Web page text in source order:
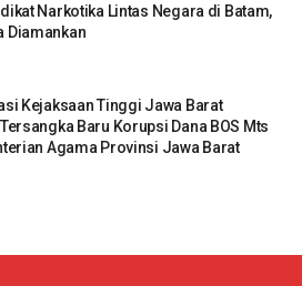
Narkotika Lintas Negara di Batam,
Diamankan
Kejaksaan Tinggi Jawa Barat
Baru Korupsi Dana BOS Mts
Agama Provinsi Jawa Barat